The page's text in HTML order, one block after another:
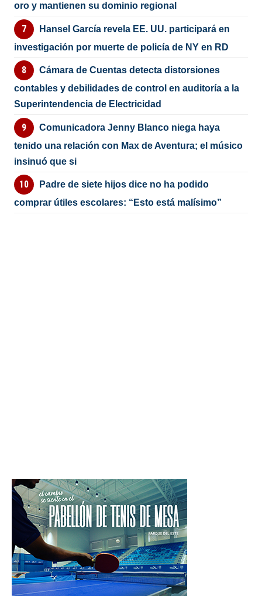
oro y mantienen su dominio regional
Hansel García revela EE. UU. participará en
investigación por muerte de policía de NY en RD
Cámara de Cuentas detecta distorsiones
contables y debilidades de control en auditoría a la
Superintendencia de Electricidad
Comunicadora Jenny Blanco niega haya
tenido una relación con Max de Aventura; el músico
insinuó que si
Padre de siete hijos dice no ha podido
comprar útiles escolares: “Esto está malísimo”